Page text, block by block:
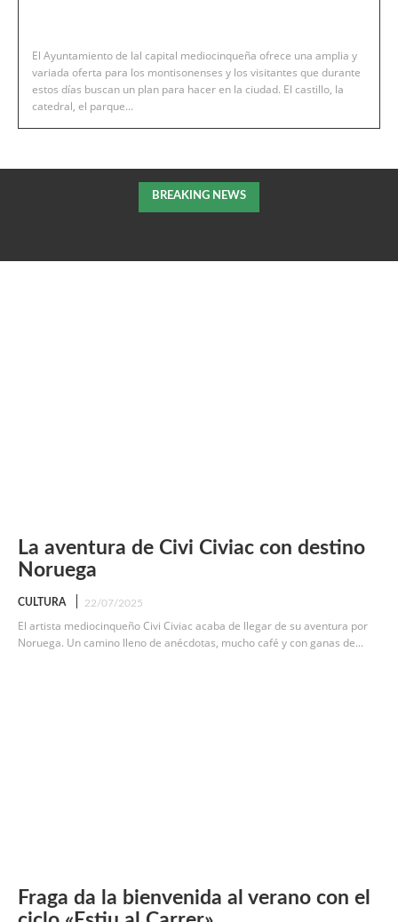
El Ayuntamiento de lal capital mediocinqueña ofrece una amplia y
variada oferta para los montisonenses y los visitantes que durante
estos días buscan un plan para hacer en la ciudad. El castillo, la
catedral, el parque...
BREAKING NEWS
La aventura de Civi Civiac con destino
Noruega
CULTURA 22/07/2025
El artista mediocinqueño Civi Civiac acaba de llegar de su aventura por
Noruega. Un camino lleno de anécdotas, mucho café y con ganas de...
Fraga da la bienvenida al verano con el